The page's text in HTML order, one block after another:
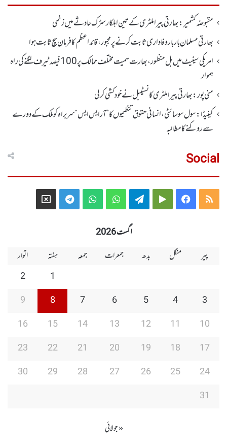
مقبوضہ کشمیر: بھارتی پیرا ملٹری کے تین اہلکار سڑک حادثے میں زخمی
بھارتی مسلمان بار بار وفاداری ثابت کرنے پر مجبور،قائداعظم کا فرمان سچ ثابت ہوا
امریکی سینیٹ میں بل منظور، بھارت سمیت مختلف ممالک پر100 فیصد ٹیرف لگنے کی راہ
ہموار
منی پور: بھارتی پیرا ملٹری کانسٹیبل نے خود کشی کر لی
کینیڈا: سول سوسائٹی ، انسانی حقوق تنظیموں کا ”آر ایس ایس” سربراہ کو ملک کے دورے
سے روکنے کا مطالبہ
Social
RSS
Facebook
Google
Telegram
WhatsApp
WhatsApp
Telegram
X
اگست 2026
پیر
منگل بدھ جمعرات جمعہ ہفتہ
اتوار
1
2
3
4
5
6
7
8
9
10
11
12
13
14
15
16
17
18
19
20
21
22
23
24
25
26
27
28
29
30
31
« جولائی